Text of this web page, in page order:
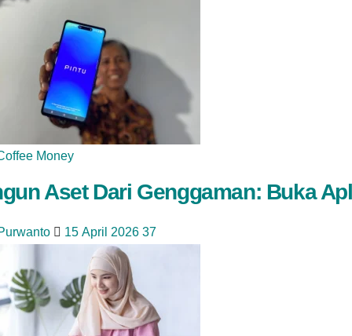
Money
Aset Dari Genggaman: Buka
15 April 2026 37